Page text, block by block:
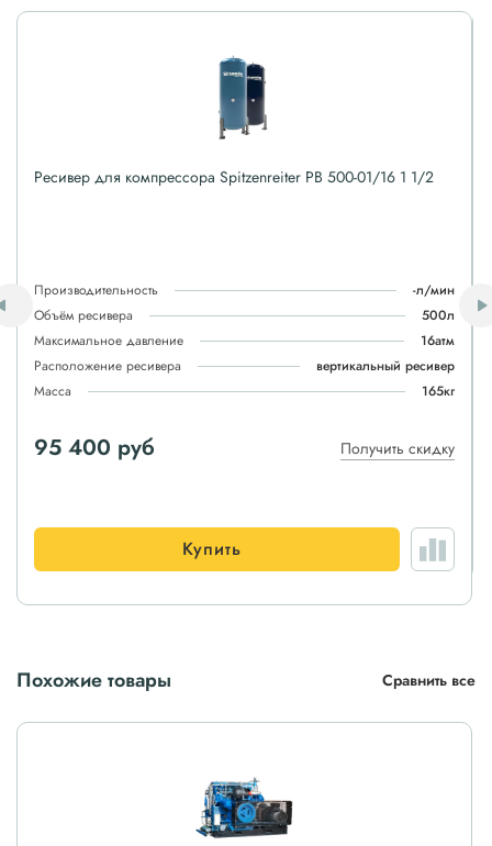
Ресивер для компрессора Spitzenreiter РВ 500-01/16 1 1/2
Производительность
-л/мин
Объём ресивера
500л
Максимальное давление
16атм
Расположение ресивера
вертикальный ресивер
Масса
165кг
95 400 руб Получить скидку
Купить
Похожие товары Сравнить все